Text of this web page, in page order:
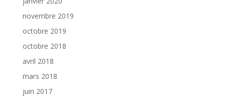
novembre 2019
octobre 2019
octobre 2018
avril 2018
mars 2018
juin 2017